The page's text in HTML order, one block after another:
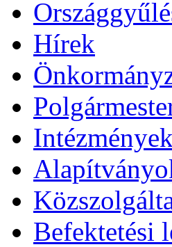
Hírek
Intézmények
Befektetési